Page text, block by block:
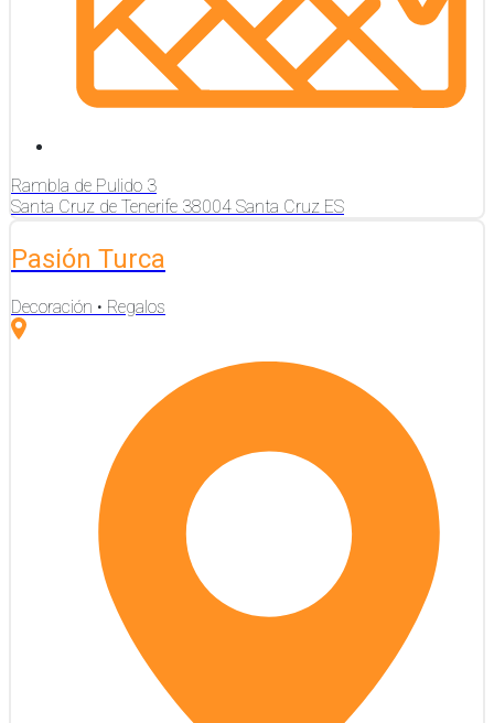
Rambla de Pulido 3
Santa Cruz de Tenerife 38004 Santa Cruz ES
Pasión Turca
Decoración • Regalos